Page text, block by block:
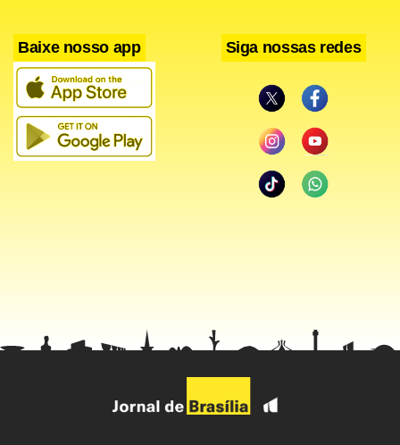
Apesar de as distribuidoras trabalharem com estoque, o
repasse do aumento de preço foi imediato, segundo o
sindicato. José Alberto Gouveia, presidente do Sincopetro-
SP, disse que às 5h30 da quarta-feira, ligou para a
distribuidora fornecedora de seu posto para consultar o
revendedores terão pouco espaço para aumentar além do
segundo o sindicato, de janeiro a agosto, as vendas de
gasolina em São Paulo caíram 15% em relação a igual
Baixe nosso app Siga nossas redes